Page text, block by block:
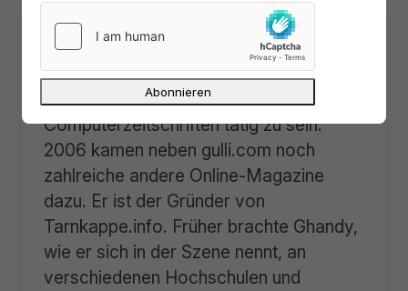
ÜberLars Sobiraj
Lars Sobiraj fing im Jahr 2000 an, als
Quereinsteiger für verschiedene
Computerzeitschriften tätig zu sein.
2006 kamen neben gulli.com noch
zahlreiche andere Online-Magazine
dazu. Er ist der Gründer von
Tarnkappe.info. Früher brachte Ghandy,
wie er sich in der Szene nennt, an
verschiedenen Hochschulen und